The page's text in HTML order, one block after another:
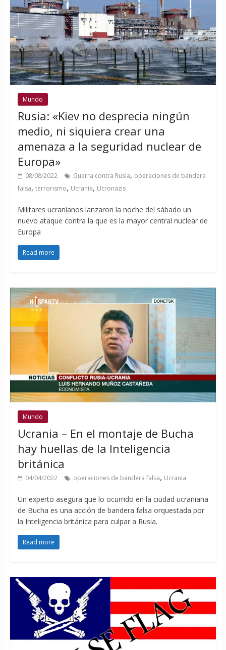
Mundo
Rusia: «Kiev no desprecia ningún
medio, ni siquiera crear una
amenaza a la seguridad nuclear de
Europa»
08/08/2022 Guerra contra Rusia, operaciones de bandera
falsa, terrorismo, Ucrania, Ucronazis
Militares ucranianos lanzaron la noche del sábado un
nuevo ataque contra la que es la mayor central nuclear de
Europa
Read more
Mundo
Ucrania – En el montaje de Bucha
hay huellas de la Inteligencia
británica
04/04/2022 operaciones de bandera falsa, Ucrania
Un experto asegura que lo ocurrido en la ciudad ucraniana
de Bucha es una acción de bandera falsa orquestada por
la Inteligencia británica para culpar a Rusia.
Read more